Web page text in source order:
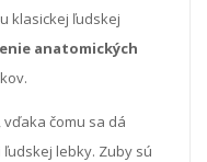
klasickej ľudskej
anatomických
, vďaka čomu sa dá
lebky. Zuby sú